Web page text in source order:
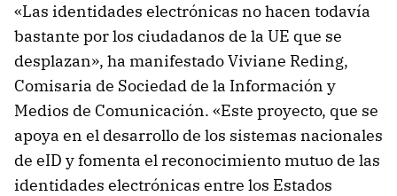
«Las identidades electrónicas no hacen todavía
bastante por los ciudadanos de la UE que se
desplazan», ha manifestado Viviane Reding,
Comisaria de Sociedad de la Información y
Medios de Comunicación. «Este proyecto, que se
apoya en el desarrollo de los sistemas nacionales
de eID y fomenta el reconocimiento mutuo de las
identidades electrónicas entre los Estados